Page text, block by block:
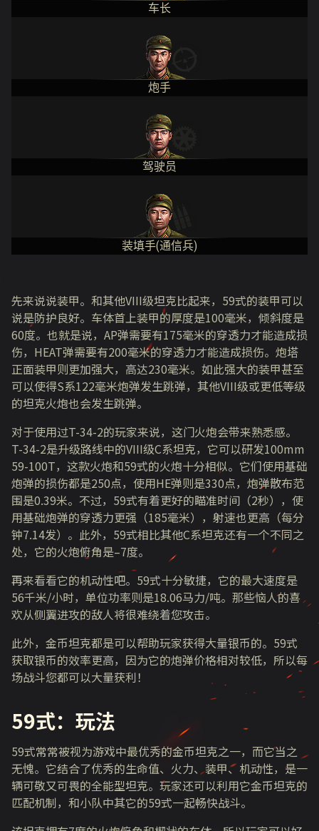
车长
炮手
驾驶员
装填手(通信兵)
先来说说装甲。和其他VIII级坦克比起来， 59式的装甲可以
说是防护良好。车体首上装甲的厚度是100毫米，倾斜度是
60度。也就是说， AP弹需要有175毫米的穿透力才能造成损
伤， HEAT弹需要有200毫米的穿透力才能造成损伤。炮塔
正面装甲则更加强大，高达230毫米。如此强大的装甲甚至
可以使得S系122毫米炮弹发生跳弹，其他VIII级或更低等级
的坦克火炮也会发生跳弹。
对于使用过T-34-2的玩家来说，这门火炮会带来熟悉感。
T-34-2是升级路线中的VIII级C系坦克，它可以研发100mm
59-100T，这款火炮和59式的火炮十分相似。它们使用基础
炮弹的损伤都是250点，使用HE弹则是330点，炮弹散布范
围是0.39米。不过，59式有着更好的瞄准时间（2秒），使
用基础炮弹的穿透力更强（185毫米），射速也更高（每分
钟7.14发）。此外，59式相比其他C系坦克还有一个不同之
处，它的火炮俯角是–7度。
再来看看它的机动性吧。 59式十分敏捷，它的最大速度是
56千米/小时，单位功率则是18.06马力/吨。那些恼人的喜
欢从侧翼进攻的敌人将很难绕着您攻击。
此外，金币坦克都是可以帮助玩家获得大量银币的。 59式
获取银币的效率更高，因为它的炮弹价格相对较低，所以每
场战斗您都可以大量获利！
59式：玩法
59式常常被视为游戏中最优秀的金币坦克之一，而它当之
无愧。它结合了优秀的生命值、火力、装甲、机动性，是一
辆可敬又可畏的全能型坦克。玩家还可以利用它金币坦克的
匹配机制，和小队中其它的59式一起畅快战斗。